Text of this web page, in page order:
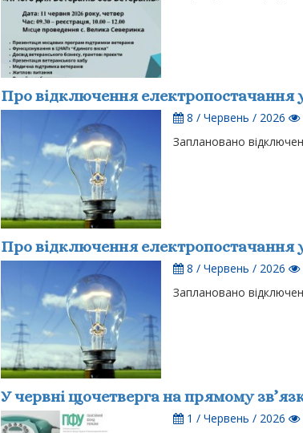
Про відключення електропостачання
8 / Червень / 2026
Заплановано
Про відключення електропостачання
8 / Червень / 2026
Заплановано
У червні щочетверга на прямому
1 / Червень / 2026